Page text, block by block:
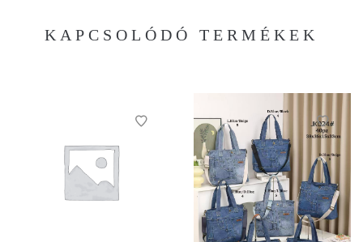
KAPCSOLÓDÓ TERMÉKEK